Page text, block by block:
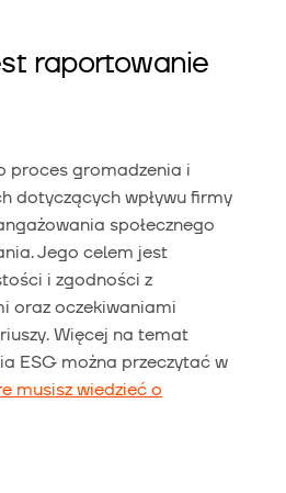
raportowanie
proces gromadzenia i
dotyczących wpływu firmy
społecznego
Jego celem jest
i zgodności z
oraz oczekiwaniami
Więcej na temat
ESG można przeczytać w
musisz wiedzieć o